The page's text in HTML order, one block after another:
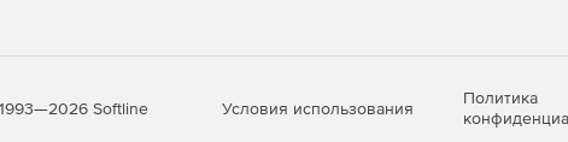
Softline Условия использования
Политика